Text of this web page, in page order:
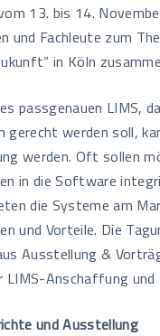
13. bis 14.
und Fachleute zum
in Köln
passgenauen LIMS,
gerecht werden soll,
werden. Oft sollen
in die Software
die Systeme am
und Vorteile. Die
Ausstellung &
LIMS-Anschaffung und
und Ausstellung